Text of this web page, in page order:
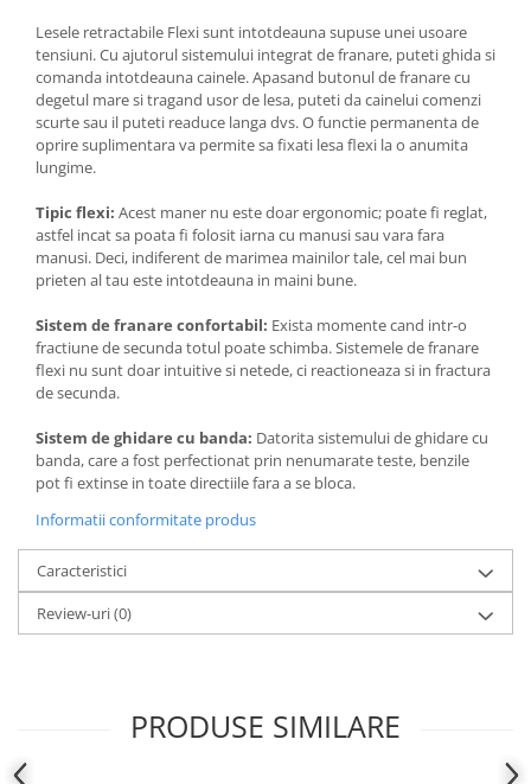
Lesele retractabile Flexi sunt intotdeauna supuse unei usoare
tensiuni. Cu ajutorul sistemului integrat de franare, puteti ghida si
comanda intotdeauna cainele. Apasand butonul de franare cu
degetul mare si tragand usor de lesa, puteti da cainelui comenzi
scurte sau il puteti readuce langa dvs. O functie permanenta de
oprire suplimentara va permite sa fixati lesa flexi la o anumita
lungime.
Tipic flexi: Acest maner nu este doar ergonomic; poate fi reglat,
astfel incat sa poata fi folosit iarna cu manusi sau vara fara
manusi. Deci, indiferent de marimea mainilor tale, cel mai bun
prieten al tau este intotdeauna in maini bune.
Sistem de franare confortabil: Exista momente cand intr-o
fractiune de secunda totul poate schimba. Sistemele de franare
flexi nu sunt doar intuitive si netede, ci reactioneaza si in fractura
de secunda.
Sistem de ghidare cu banda: Datorita sistemului de ghidare cu
banda, care a fost perfectionat prin nenumarate teste, benzile
pot fi extinse in toate directiile fara a se bloca.
Informatii conformitate produs
Caracteristici
Review-uri(0)
PRODUSE SIMILARE